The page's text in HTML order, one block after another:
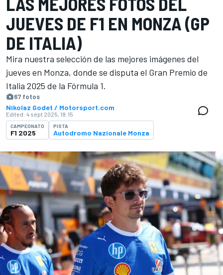
JUEVES DE F1 EN MONZA (GP
DE ITALIA)
Mira nuestra selección de las mejores imágenes del
jueves en Monza, donde se disputa el Gran Premio de
Italia 2025 de la Fórmula 1.
67 fotos
Nikolaz Godet / Motorsport.com
Edited: 4 sept 2025, 18:15
CAMPEONATO
F1 2025
PISTA
Autodromo Nazionale Monza